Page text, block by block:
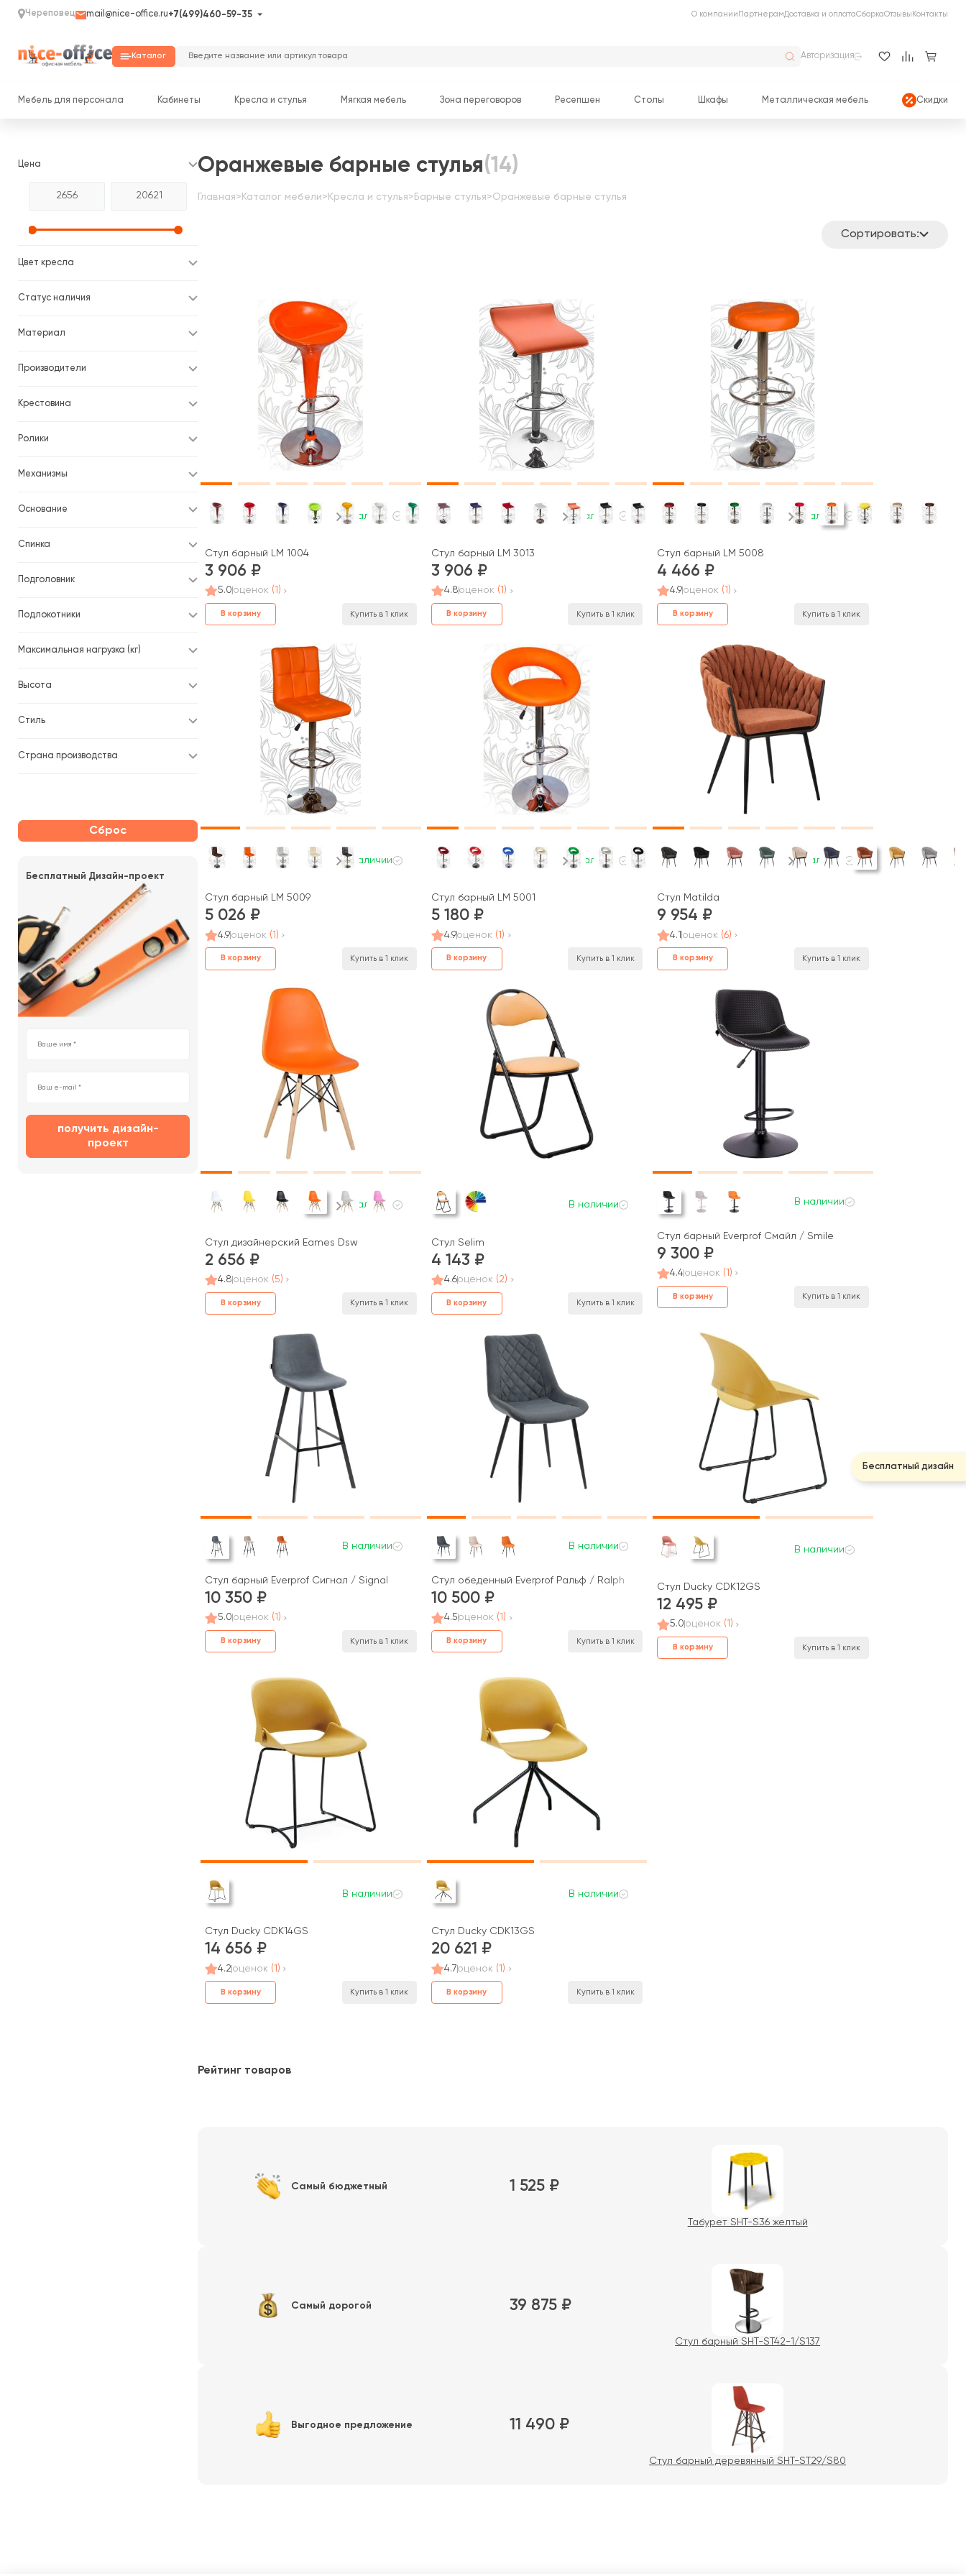
Череповец mail@nice-office.ru+7(499)460-59-35 О компании ПартнерамДоставка и оплатаСборкаОтзывы Контакты
Каталог Авторизация
Мебель для персонала Кабинеты Кресла и стулья Мягкая мебель Зона переговоров Ресепшен Столы Шкафы Металлическая мебель Скидки
Цена
Цвет кресла
Статус наличия
Материал
Производители
Крестовина
Ролики
Механизмы
Основание
Спинка
Подголовник
Подлокотники
Максимальная нагрузка (кг)
Высота
Стиль
Страна производства
Сброс
Бесплатный Дизайн-проект
получить дизайн-
проект
Оранжевые барные стулья(14)
Главная> Каталог мебели> Кресла и стулья> Барные стулья>Оранжевые барные стулья
Сортировать:
В наличии
Стул барный LM 1004
3 906
5.0 оценок (1)
В корзину Купить в 1 клик
В наличии
Стул барный LM 3013
3 906
4.8оценок (1)
В корзину Купить в 1 клик
В наличии
Стул барный LM 5008
4 466
4.9оценок (1)
В корзину Купить в 1 клик
В наличии
Стул барный LM 5009
5 026
4.9оценок (1)
В корзину Купить в 1 клик
В наличии
Стул барный LM 5001
5 180
4.9оценок (1)
В корзину Купить в 1 клик
В наличии
Стул Matilda
9 954
4.1 оценок (6)
В корзину Купить в 1 клик
В наличии
Стул дизайнерский Eames Dsw
2 656
4.8оценок (5)
В корзину Купить в 1 клик
В наличии
Стул Selim
4 143
4.6оценок (2)
В корзину Купить в 1 клик
В наличии
Стул барный Everprof Смайл / Smile
9 300
4.4оценок (1)
В корзину Купить в 1 клик
В наличии
Стул барный Everprof Сигнал / Signal
10 350
5.0 оценок (1)
В корзину Купить в 1 клик
В наличии
Стул обеденный Everprof Ральф / Ralph
10 500
4.5оценок (1)
В корзину Купить в 1 клик
В наличии
Стул Ducky CDK12GS
12 495
5.0 оценок (1)
В корзину Купить в 1 клик
В наличии
Стул Ducky CDK14GS
14 656
4.2оценок (1)
В корзину Купить в 1 клик
В наличии
Стул Ducky CDK13GS
20 621
4.7оценок (1)
В корзину Купить в 1 клик
Рейтинг товаров
Самый бюджетный 1 525 ₽
Табурет SHT-S36 желтый
Самый дорогой 39 875 ₽
Стул барный SHT-ST42-1/S137
Выгодное предложение 11 490 ₽
Стул барный деревянный SHT-ST29/S80
Бесплатный дизайн